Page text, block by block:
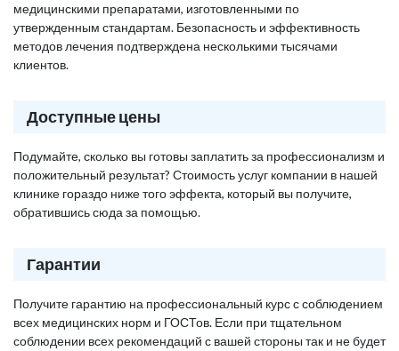
медицинскими препаратами, изготовленными по
утвержденным стандартам. Безопасность и эффективность
методов лечения подтверждена несколькими тысячами
клиентов.
Доступные цены
Подумайте, сколько вы готовы заплатить за профессионализм и
положительный результат? Стоимость услуг компании в нашей
клинике гораздо ниже того эффекта, который вы получите,
обратившись сюда за помощью.
Гарантии
Получите гарантию на профессиональный курс с соблюдением
всех медицинских норм и ГОСТов. Если при тщательном
соблюдении всех рекомендаций с вашей стороны так и не будет